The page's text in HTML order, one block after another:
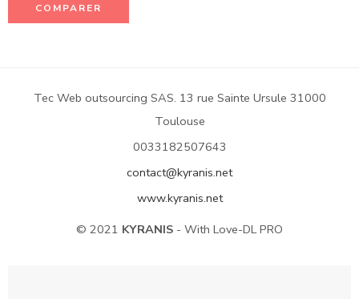
COMPARER
Tec Web outsourcing SAS. 13 rue Sainte Ursule 31000
Toulouse
0033182507643
contact@kyranis.net
www.kyranis.net
© 2021 KYRANIS - With Love-DL PRO